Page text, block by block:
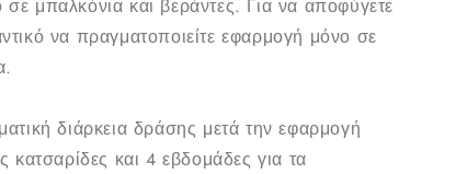
μπαλκόνια και βεράντες. Για να αποφύγετε
να πραγματοποιείτε εφαρμογή μόνο σε
διάρκεια δράσης μετά την εφαρμογή
κατσαρίδες και 4 εβδομάδες για τα